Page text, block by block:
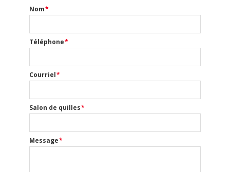
*
Nom
*
Téléphone
*
Courriel
*
Salon de quilles
*
Message